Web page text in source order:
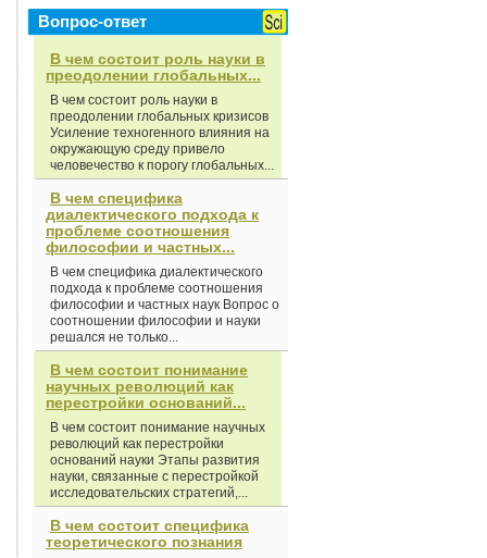
Вопрос-ответ
В чем состоит роль науки в
преодолении глобальных...
В чем состоит роль науки в
преодолении глобальных кризисов
Усиление техногенного влияния на
окружающую среду привело
человечество к порогу глобальных...
В чем специфика
диалектического подхода к
проблеме соотношения
философии и частных...
В чем специфика диалектического
подхода к проблеме соотношения
философии и частных наук Вопрос о
соотношении философии и науки
решался не только...
В чем состоит понимание
научных революций как
перестройки оснований...
В чем состоит понимание научных
революций как перестройки
оснований науки Этапы развития
науки, связанные с перестройкой
исследовательских стратегий,...
В чем состоит специфика
теоретического познания